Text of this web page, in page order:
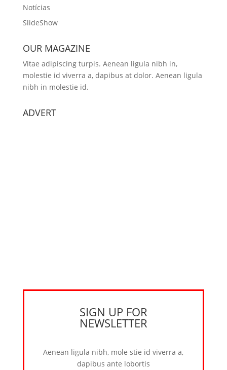
Notícias
SlideShow
OUR MAGAZINE
Vitae adipiscing turpis. Aenean ligula nibh in,
molestie id viverra a, dapibus at dolor. Aenean ligula
nibh in molestie id.
ADVERT
SIGN UP FOR
NEWSLETTER
Aenean ligula nibh, mole stie id viverra a,
dapibus ante lobortis